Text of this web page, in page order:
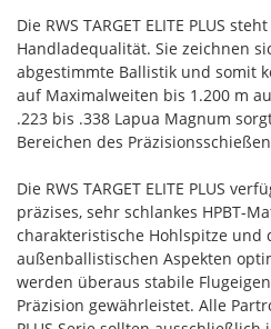
Die RWS TARGET ELITE PLUS
Handladequalität. Sie zeichnen
abgestimmte Ballistik und somit
auf Maximalweiten bis 1.200 m
.223 bis .338 Lapua Magnum
Bereichen des
Die RWS TARGET ELITE PLUS
präzises, sehr schlankes HPBT-
charakteristische Hohlspitze und
außenballistischen Aspekten
werden überaus stabile
Präzision gewährleistet. Alle